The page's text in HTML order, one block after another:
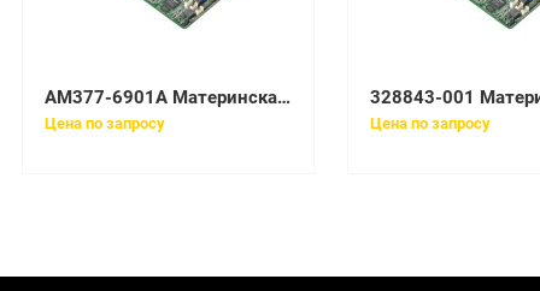
AM377-6901A Материнская плата HP system board
Цена по запросу Цена по запросу